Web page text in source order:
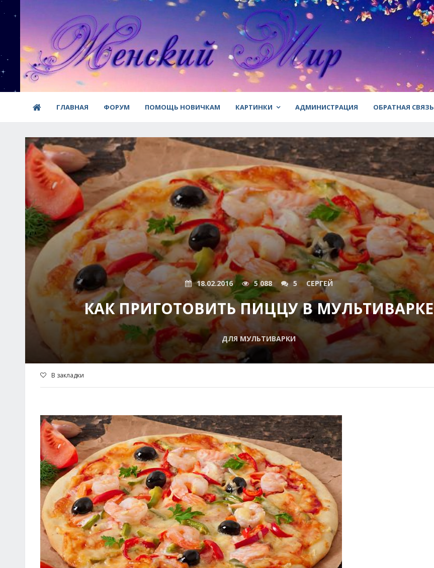
ГЛАВНАЯ ФОРУМ ПОМОЩЬ НОВИЧКАМ КАРТИНКИ АДМИНИСТРАЦИЯ ОБРАТНАЯ СВЯЗЬ
18.02.2016 5 088 5 СЕРГЕЙ
КАК ПРИГОТОВИТЬ ПИЦЦУ В МУЛЬТИВАРКЕ
ДЛЯ МУЛЬТИВАРКИ
В закладки